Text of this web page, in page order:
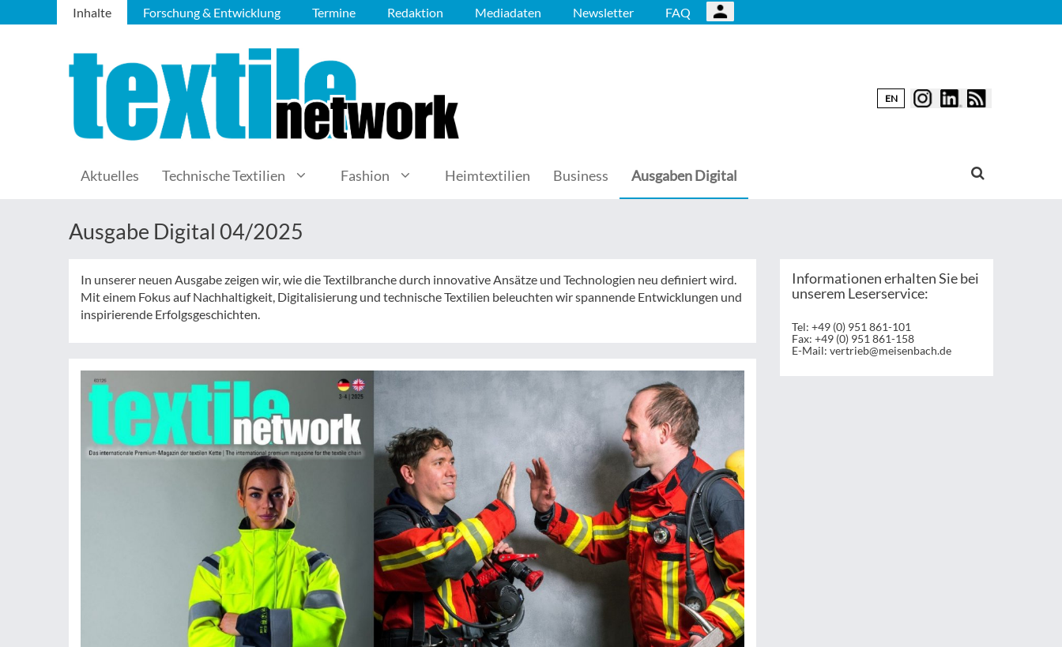
Inhalte Forschung & Entwicklung Termine Redaktion Mediadaten Newsletter FAQ
EN
Aktuelles Technische Textilien Fashion Heimtextilien Business Ausgaben Digital
Ausgabe Digital 04/2025
In unserer neuen Ausgabe zeigen wir, wie die Textilbranche durch innovative Ansätze und Technologien neu definiert wird.
Mit einem Fokus auf Nachhaltigkeit, Digitalisierung und technische Textilien beleuchten wir spannende Entwicklungen und
inspirierende Erfolgsgeschichten.
Informationen erhalten Sie bei
unserem Leserservice:
Tel: +49 (0) 951 861-101
Fax: +49 (0) 951 861-158
E-Mail: vertrieb@meisenbach.de